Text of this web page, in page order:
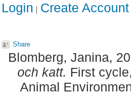
Login Create Account
Share
Blomberg, Janina,
och katt. First
Animal